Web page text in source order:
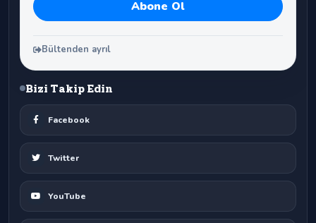
Bültenden ayrıl
Bizi Takip Edin
Facebook
Twitter
YouTube